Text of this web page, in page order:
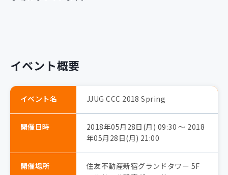
イベント概要
イベント名 JJUG CCC 2018 Spring
開催日時
2018年05月28日(月) 09:30 〜 2018
年05月28日(月) 21:00
開催場所
住友不動産新宿グランドタワー 5F